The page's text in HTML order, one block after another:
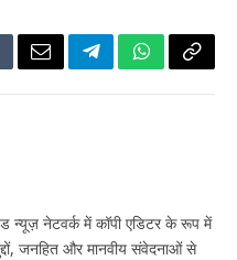
EmailTelegramWhatsApp
Copy
न्यूज़ नेटवर्क में कॉपी एडिटर के रूप में
जनहित और मानवीय संवेदनाओं से